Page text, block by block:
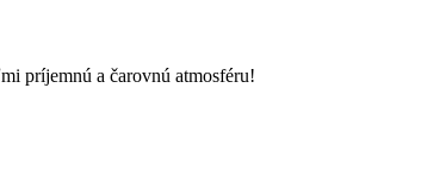
príjemnú a čarovnú atmosféru!